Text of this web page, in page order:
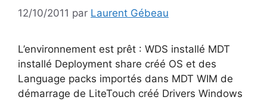
12/10/2011 par Laurent Gébeau
L’environnement est prêt : WDS installé MDT
installé Deployment share créé OS et des
Language packs importés dans MDT WIM de
démarrage de LiteTouch créé Drivers Windows